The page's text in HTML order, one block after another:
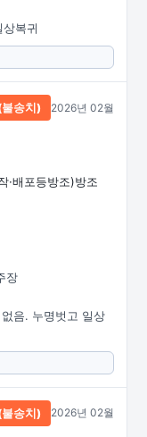
복귀
·배포등방조)방조
송치) 2026년 02월
장
음. 누명벗고 일상
송치) 2026년 02월